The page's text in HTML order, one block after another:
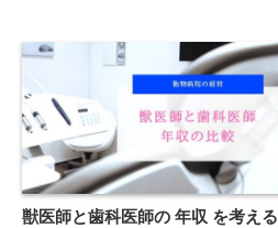
獣医師と歯科医師の 年収 を考える